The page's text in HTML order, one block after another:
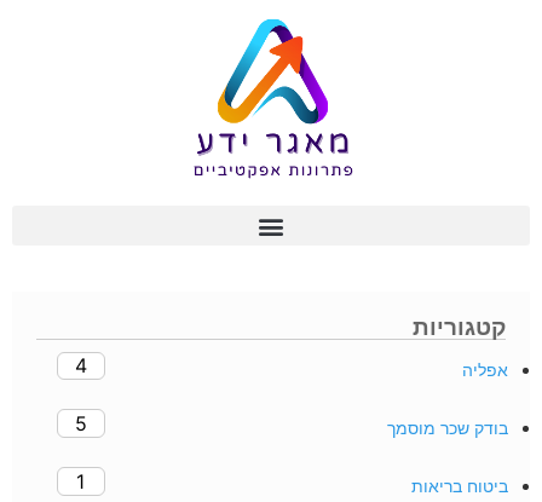
קטגוריות
אפליה 4
בודק שכר מוסמך 5
ביטוח בריאות 1